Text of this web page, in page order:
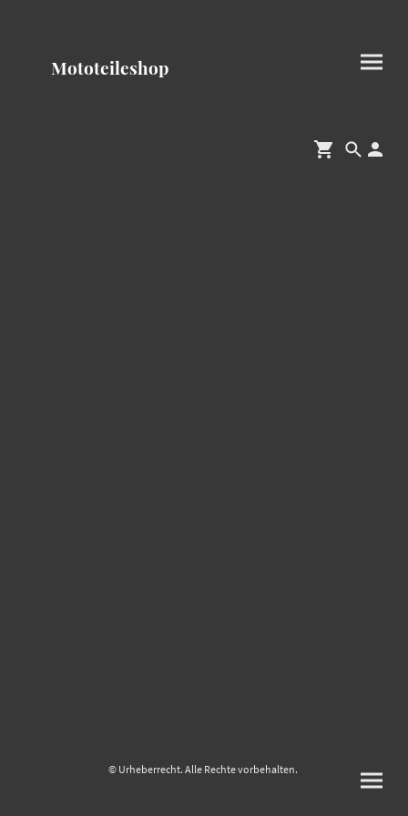
Mototeileshop
© Urheberrecht. Alle Rechte vorbehalten.